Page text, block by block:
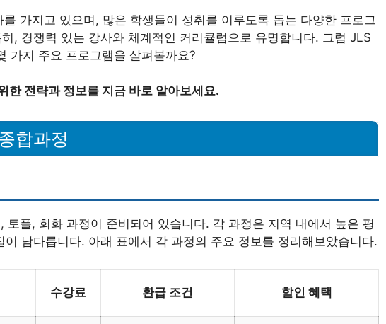
가지고 있으며, 많은 학생들이 성취를 이루도록 돕는 다양한 프로그
, 경쟁력 있는 강사와 체계적인 커리큘럼으로 유명합니다. 그럼 JLS
가지 주요 프로그램을 살펴볼까요?
한 전략과 정보를 지금 바로 알아보세요.
합과정
토플, 회화 과정이 준비되어 있습니다. 각 과정은 지역 내에서 높은 평
남다릅니다. 아래 표에서 각 과정의 주요 정보를 정리해보았습니다.
수강료 환급 조건 할인 혜택